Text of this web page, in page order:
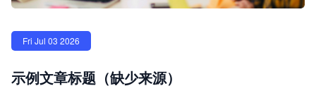
Fri Jul 03 2026
示例文章标题（缺少来源）